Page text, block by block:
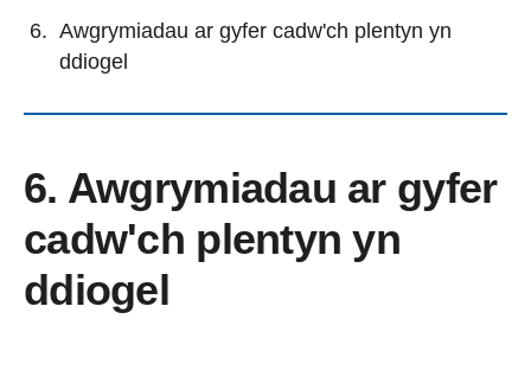
Awgrymiadau ar gyfer cadw'ch plentyn yn
ddiogel
6. Awgrymiadau ar gyfer
cadw'ch plentyn yn
ddiogel